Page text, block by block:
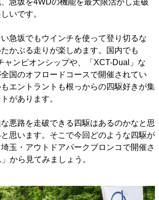
急坂を4WDの機能を最大限活かし走破
いです。
急坂でもウインチを使って登り切るな
かぶる走りが楽しめます。国内でも
ャンピオンシップや、「XCT-Dual」な
国のオフロードコースで開催されてい
エントラントも根っからの四駆好きが集
があります。
悪路を走破できる四駆はあるのかなと思
思います。そこで今回どのような四駆が
玉・アウトドアパークブロンコで開催さ
から見てみましょう。